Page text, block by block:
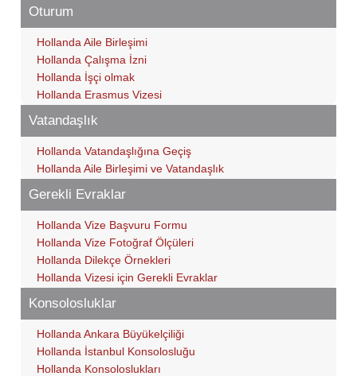
Oturum
Hollanda Aile Birleşimi
Hollanda Çalışma İzni
Hollanda İşçi olmak
Hollanda Erasmus Vizesi
Vatandaşlık
Hollanda Vatandaşlığına Geçiş
Hollanda Aile Birleşimi ve Vatandaşlık
Gerekli Evraklar
Hollanda Vize Başvuru Formu
Hollanda Vize Fotoğraf Ölçüleri
Hollanda Dilekçe Örnekleri
Hollanda Vizesi için Gerekli Evraklar
Konsolosluklar
Hollanda Ankara Büyükelçiliği
Hollanda İstanbul Konsolosluğu
Hollanda Konsoloslukları